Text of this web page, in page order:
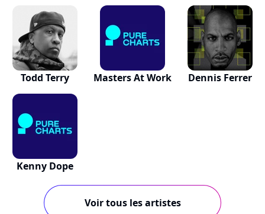
Todd Terry Masters At Work Dennis Ferrer
Kenny Dope
Voir tous les artistes